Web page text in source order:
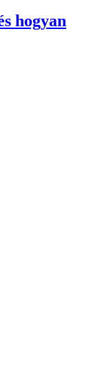
hogyan